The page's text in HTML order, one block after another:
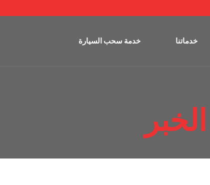
خدماتنا خدمة سحب السيارة